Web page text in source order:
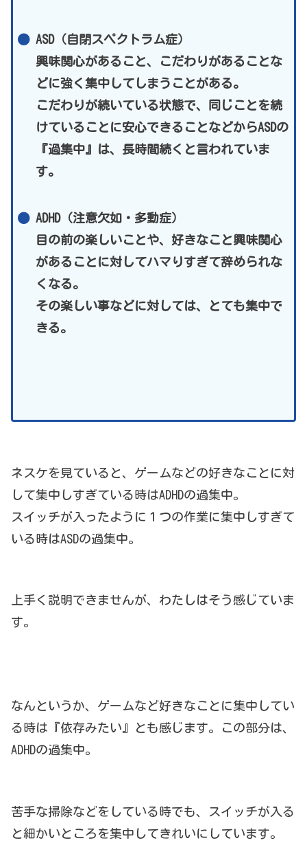
ASD（自閉スペクトラム症）
興味関心があること、こだわりがあることな
どに強く集中してしまうことがある。
こだわりが続いている状態で、同じことを続
けていることに安心できることなどからASDの
『過集中』は、長時間続くと言われていま
す。
ADHD（注意欠如・多動症）
目の前の楽しいことや、好きなこと興味関心
があることに対してハマりすぎて辞められな
くなる。
その楽しい事などに対しては、とても集中で
きる。
ネスケを見ていると、ゲームなどの好きなことに対
して集中しすぎている時はADHDの過集中。
スイッチが入ったように１つの作業に集中しすぎて
いる時はASDの過集中。
上手く説明できませんが、わたしはそう感じていま
す。
なんというか、ゲームなど好きなことに集中してい
る時は『依存みたい』とも感じます。この部分は、
ADHDの過集中。
苦手な掃除などをしている時でも、スイッチが入る
と細かいところを集中してきれいにしています。